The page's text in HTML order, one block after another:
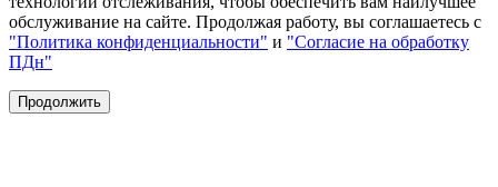
обслуживание на сайте. Продолжая работу, вы соглашаетесь с
"Политика конфиденциальности" и "Согласие на обработку
ПДн"
Продолжить